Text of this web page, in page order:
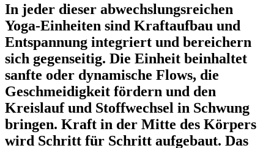
In jeder dieser abwechslungsreichen
Yoga-Einheiten sind Kraftaufbau und
Entspannung integriert und bereichern
sich gegenseitig. Die Einheit beinhaltet
sanfte oder dynamische Flows, die
Geschmeidigkeit fördern und den
Kreislauf und Stoffwechsel in Schwung
bringen. Kraft in der Mitte des Körpers
wird Schritt für Schritt aufgebaut. Das